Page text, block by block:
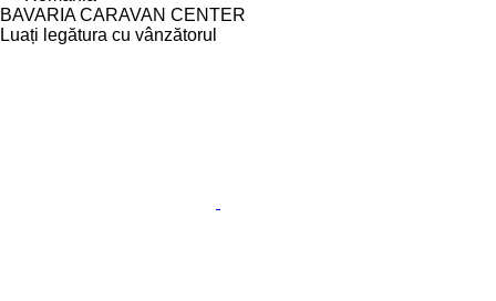
BAVARIA CARAVAN CENTER
Luați legătura cu vânzătorul